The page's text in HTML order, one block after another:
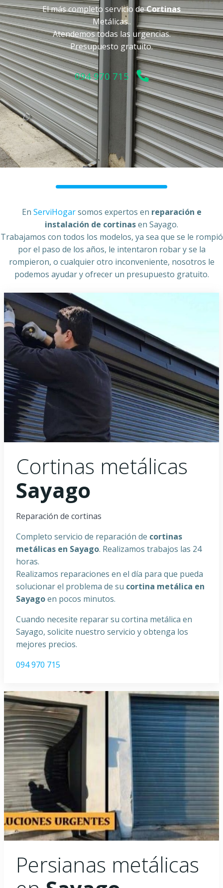
El más completo servicio deCortinas
Metálicas..
Atendemos todas las urgencias.
Presupuesto gratuito.
094 970 715
En ServiHogarsomos expertos en reparación e
instalación de cortinasen Sayago.
Trabajamos con todos los modelos, ya sea que se le rompió
por el paso de los años, le intentaron robar y se la
rompieron, o cualquier otro inconveniente, nosotros le
podemos ayudar y ofrecer un presupuesto gratuito.
Cortinas metálicas
Sayago
Reparación de cortinas
Completo servicio de reparación de cortinas
metálicas en Sayago. Realizamos trabajos las 24
horas.
Realizamos reparaciones en el día para que pueda
solucionar el problema de su cortina metálica en
Sayagoen pocos minutos.
Cuando necesite reparar su cortina metálica en
Sayago, solicite nuestro servicio y obtenga los
mejores precios.
094 970 715
Persianas metálicas